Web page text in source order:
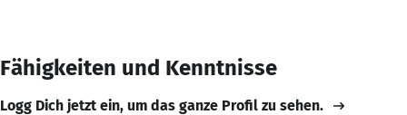
Fähigkeiten und Kenntnisse
Logg Dich jetzt ein, um das ganze Profil zu sehen.